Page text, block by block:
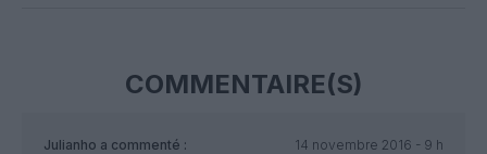
COMMENTAIRE(S)
Julianho a commenté :
14 novembre 2016 - 9 h